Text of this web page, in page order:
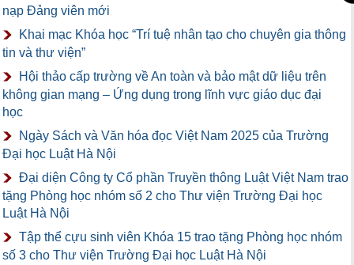
nạp Đảng viên mới
Khai mạc Khóa học “Trí tuệ nhân tạo cho chuyên gia thông
tin và thư viện”
Hội thảo cấp trường về An toàn và bảo mật dữ liệu trên
không gian mạng – Ứng dụng trong lĩnh vực giáo dục đại
học
Ngày Sách và Văn hóa đọc Việt Nam 2025 của Trường
Đại học Luật Hà Nội
Đại diện Công ty Cổ phần Truyền thông Luật Việt Nam trao
tặng Phòng học nhóm số 2 cho Thư viện Trường Đại học
Luật Hà Nội
Tập thể cựu sinh viên Khóa 15 trao tặng Phòng học nhóm
số 3 cho Thư viện Trường Đại học Luật Hà Nội